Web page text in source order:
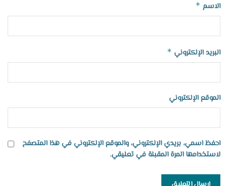
الاسم *
البريد الإلكتروني *
الموقع الإلكتروني
احفظ اسمي، بريدي الإلكتروني، والموقع الإلكتروني في هذا المتصفح
لاستخدامها المرة المقبلة في تعليقي.